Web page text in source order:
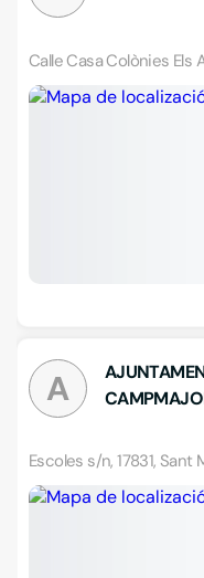
Calle Casa Colònies Els
A
Escoles s/n, 17831,